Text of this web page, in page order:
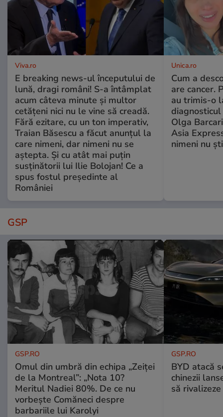
Viva.ro
E breaking news-ul începutului de
lună, dragi români! S-a întâmplat
acum câteva minute și multor
cetățeni nici nu le vine să creadă.
Fără ezitare, cu un ton imperativ,
Traian Băsescu a făcut anunțul la
care nimeni, dar nimeni nu se
aștepta. Și cu atât mai puțin
susținătorii lui Ilie Bolojan! Ce a
spus fostul președinte al
României
Unica.ro
Cum a
are cancer.
au trimis-o
Olga
Asia
nimeni nu
GSP
GSP.RO
Omul din umbră din echipa „Zeiței
de la Montreal”: „Nota 10?
Meritul Nadiei 80%. De ce nu
vorbește Comăneci despre
barbariile lui Karolyi
GSP.RO
BYD atacă
chinezii
să